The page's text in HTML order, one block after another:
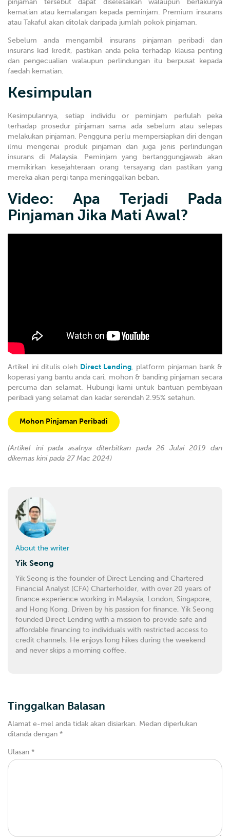
kematian atau kemalangan kepada peminjam. Premium insurans
atau Takaful akan ditolak daripada jumlah pokok pinjaman.
Sebelum anda mengambil insurans pinjaman peribadi dan
insurans kad kredit, pastikan anda peka terhadap klausa penting
dan pengecualian walaupun perlindungan itu berpusat kepada
faedah kematian.
Kesimpulan
Kesimpulannya, setiap individu or peminjam perlulah peka
terhadap prosedur pinjaman sama ada sebelum atau selepas
melakukan pinjaman. Pengguna perlu mempersiapkan diri dengan
ilmu mengenai produk pinjaman dan juga jenis perlindungan
insurans di Malaysia. Peminjam yang bertanggungjawab akan
memikirkan kesejahteraan orang tersayang dan pastikan yang
mereka akan pergi tanpa meninggalkan beban.
Video: Apa Terjadi Pada
Pinjaman Jika Mati Awal?
Artikel ini ditulis oleh Direct Lending, platform pinjaman bank &
koperasi yang bantu anda cari, mohon & banding pinjaman secara
percuma dan selamat. Hubungi kami untuk bantuan pembiyaan
peribadi yang selamat dan kadar serendah 2.95% setahun.
Mohon Pinjaman Peribadi
(Artikel ini pada asalnya diterbitkan pada 26 Julai 2019 dan
dikemas kini pada 27 Mac 2024)
About the writer
Yik Seong
Yik Seong is the founder of Direct Lending and Chartered
Financial Analyst (CFA) Charterholder, with over 20 years of
finance experience working in Malaysia, London, Singapore,
and Hong Kong. Driven by his passion for finance, Yik Seong
founded Direct Lending with a mission to provide safe and
affordable financing to individuals with restricted access to
credit channels. He enjoys long hikes during the weekend
and never skips a morning coffee.
Tinggalkan Balasan
Alamat e-mel anda tidak akan disiarkan. Medan diperlukan
ditanda dengan *
Ulasan *